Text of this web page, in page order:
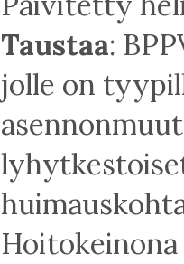
Taustaa:
jolle on